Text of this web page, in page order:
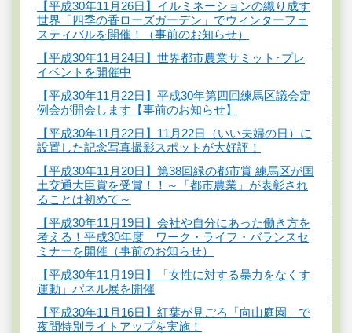
【平成30年11月26日】イルミネーションの織り成す
世界「四季の香ローズガーデン」でウィンターフェ
スティバルを開催！（事前のお知らせ）
【平成30年11月24日】世界都市農業サミット･プレ
イベントを開催中
【平成30年11月22日】平成30年第四回練馬区議会定
例会が開会します【事前のお知らせ】
【平成30年11月22日】11月22日（いい夫婦の日）に
設置した記念写真撮影スポットが大好評！
【平成30年11月20日】第38回緑の都市賞 練馬区が国
土交通大臣賞を受賞！！～「都市農業」が表彰され
ることは初めて～
【平成30年11月19日】会社や自分にあった働き方を
考える！平成30年度 ワーク・ライフ・バランスセ
ミナーを開催（事前のお知らせ）
【平成30年11月19日】「女性に対する暴力をなくす
運動」パネル展を開催
【平成30年11月16日】紅葉が見ごろ「向山庭園」で
夜間特別ライトアップを実施！